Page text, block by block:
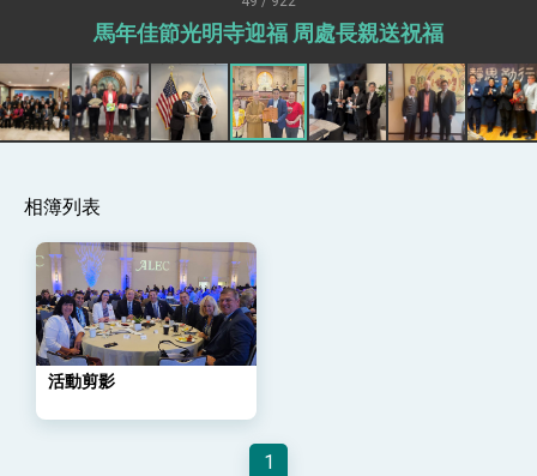
領 下一個世代的繁榮
外交部長林佳龍接受印尼「時代雜誌」專訪，闡
述印太安全局勢，籲深化台印尼半導體供應鏈合
外交部長林佳龍午宴歡迎美國聯邦參議員蓋耶哥
訪問團
外交部長林佳龍接見美國智庫「德國馬歇爾基金
會」訪問團一行，深化跨大西洋戰略夥伴關係
外交部與數位發展部攜手合作，整合台灣雄厚數
位實力，達成固邦榮邦目標
外交部長林佳龍主持第35次「參與亞太經濟合作
策略小組」跨部會會議
民調顯示多數國人滿意政府外交表現，高度支持
「總合外交」與台歐美日關係深化
年談話
總統主持「守護民主台灣國安行動方案」記者
會 強調以實力守護台海和平 以決心掌握國家
馬年佳節光明寺迎福 周處長親送祝福
相簿列表
活動剪影
1